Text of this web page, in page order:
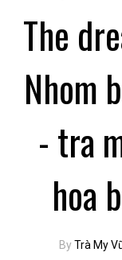
The
Nhom
- tra
hoa
ByTrà My